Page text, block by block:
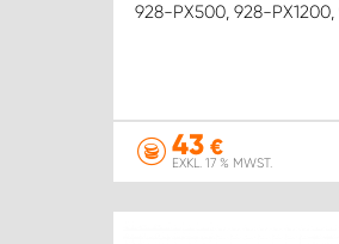
928-PX500, 928-
43 €
EXKL. 17 % MWST.